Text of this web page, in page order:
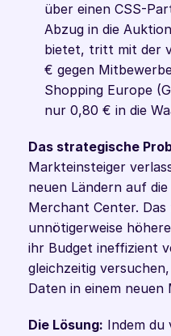
über einen CSS-
Abzug in die
bietet, tritt mit der
€ gegen
Shopping Europe
nur 0,80 € in die
Das strategische
Markteinsteiger
neuen Ländern auf
Merchant Center.
unnötigerweise
ihr Budget ineffizient
gleichzeitig
Daten in einem neuen
Die Lösung: Indem du